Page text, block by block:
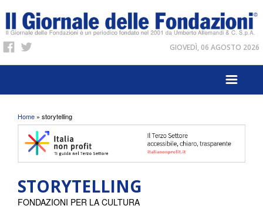
GIOVEDÌ, 06 AGOSTO 2026
Tu sei qui
Home » storytelling
STORYTELLING
FONDAZIONI PER LA CULTURA